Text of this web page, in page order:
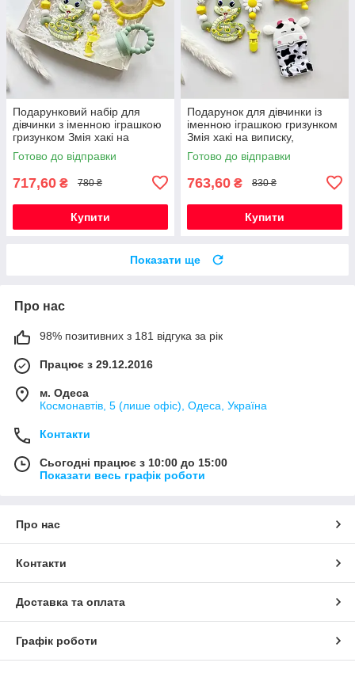
Подарунковий набір для
дівчинки з іменною іграшкою
гризунком Змія хакі на
виписку, хрестини, півроку
Готово до відправки
717,60 ₴ 780 ₴
Купити
Подарунок для дівчинки із
іменною іграшкою гризунком
Змія хакі на виписку,
хрестини, півроку,
народження
Готово до відправки
763,60 ₴ 830 ₴
Купити
Показати ще
Про нас
98% позитивних з 181 відгука за рік
Працює з 29.12.2016
м. Одеса
Космонавтів, 5 (лише офіс), Одеса, Україна
Контакти
Сьогодні працює з 10:00 до 15:00
Показати весь графік роботи
Про нас
Контакти
Доставка та оплата
Графік роботи